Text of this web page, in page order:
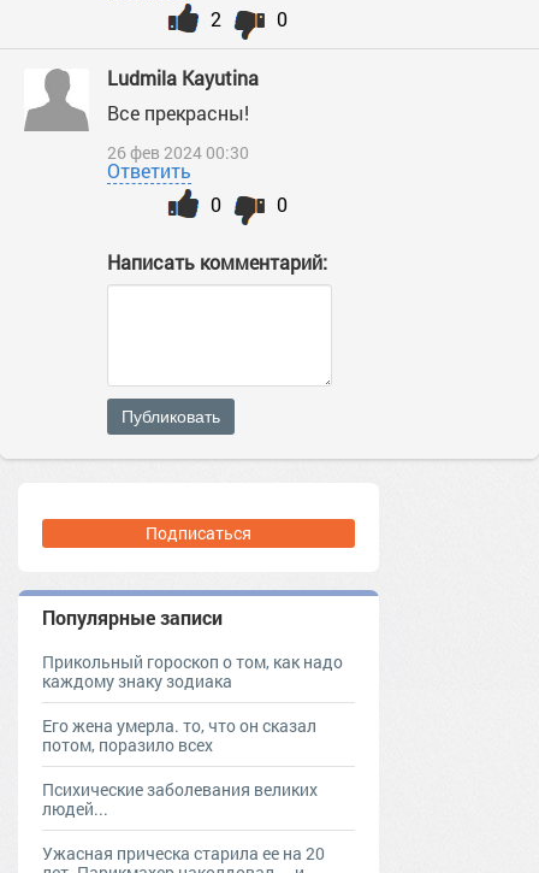
0
2
Ludmila Kayutina
Все прекрасны!
26 фев 2024 00:30
Ответить
0
0
Написать комментарий:
Публиковать
Подписаться
Популярные записи
Прикольный гороскоп о том, как надо
каждому знаку зодиака
Его жена умерла. то, что он сказал
потом, поразило всех
Психические заболевания великих
людей...
Ужасная прическа старила ее на 20